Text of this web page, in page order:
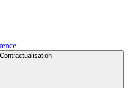
Contractualisation